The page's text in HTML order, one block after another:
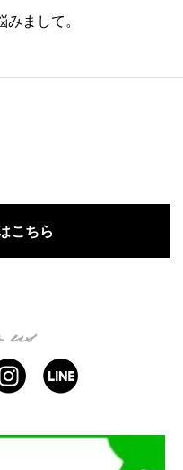
まして。
こちら